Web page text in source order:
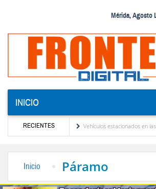
Mérida, Agosto
INICIO
RECIENTES
Younes en Ayapata
Vehículos estacionados en las
Inicio Páramo